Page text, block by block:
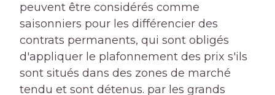
peuvent être considérés comme
saisonniers pour les différencier des
contrats permanents, qui sont obligés
d'appliquer le plafonnement des prix s'ils
sont situés dans des zones de marché
tendu et sont détenus. par les grands